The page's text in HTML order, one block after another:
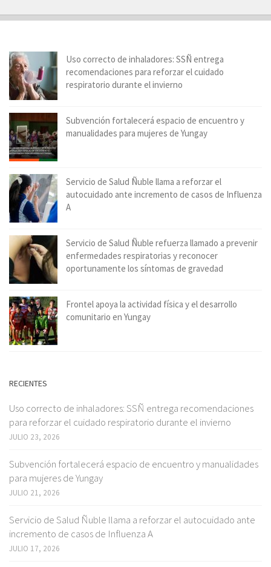
Uso correcto de inhaladores: SSÑ entrega
recomendaciones para reforzar el cuidado
respiratorio durante el invierno
Subvención fortalecerá espacio de encuentro y
manualidades para mujeres de Yungay
Servicio de Salud Ñuble llama a reforzar el
autocuidado ante incremento de casos de Influenza
A
Servicio de Salud Ñuble refuerza llamado a prevenir
enfermedades respiratorias y reconocer
oportunamente los síntomas de gravedad
Frontel apoya la actividad física y el desarrollo
comunitario en Yungay
RECIENTES
Uso correcto de inhaladores: SSÑ entrega recomendaciones
para reforzar el cuidado respiratorio durante el invierno
JULIO 23, 2026
Subvención fortalecerá espacio de encuentro y manualidades
para mujeres de Yungay
JULIO 21, 2026
Servicio de Salud Ñuble llama a reforzar el autocuidado ante
incremento de casos de Influenza A
JULIO 17, 2026